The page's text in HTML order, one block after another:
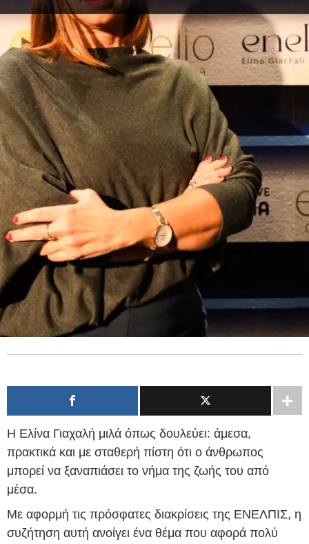
Η Ελίνα Γιαχαλή μιλά όπως δουλεύει: άμεσα,
πρακτικά και με σταθερή πίστη ότι ο άνθρωπος
μπορεί να ξαναπιάσει το νήμα της ζωής του από
μέσα.
Με αφορμή τις πρόσφατες διακρίσεις της ΕΝΕΛΠΙΣ, η
συζήτηση αυτή ανοίγει ένα θέμα που αφορά πολύ